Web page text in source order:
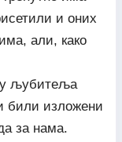
и оних
али, како
љубитеља
били изложени
за нама.